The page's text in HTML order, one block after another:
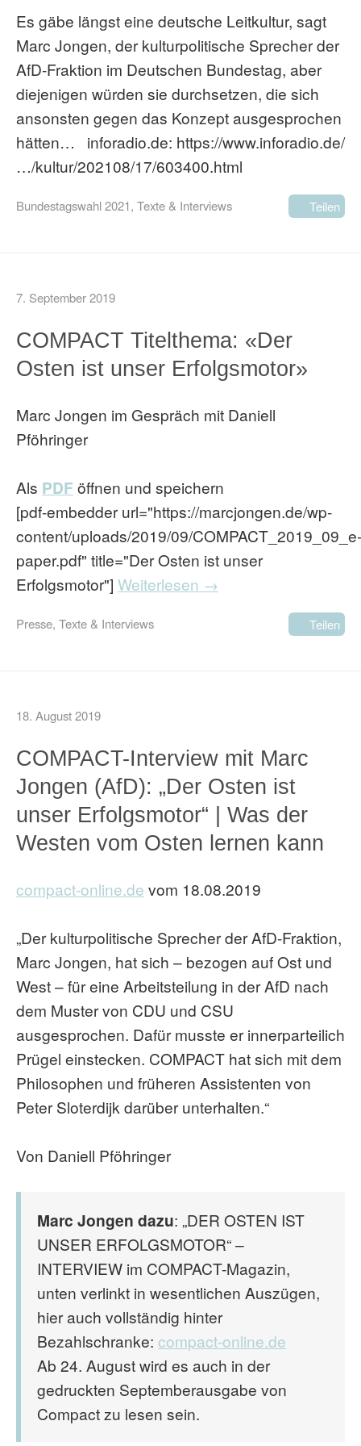
Es gäbe längst eine deutsche Leitkultur, sagt
Marc Jongen, der kulturpolitische Sprecher der
AfD-Fraktion im Deutschen Bundestag, aber
diejenigen würden sie durchsetzen, die sich
ansonsten gegen das Konzept ausgesprochen
hätten… inforadio.de: https://www.inforadio.de/
…/kultur/202108/17/603400.html
Bundestagswahl 2021, Texte & Interviews Teilen
7. September 2019
COMPACT Titelthema: «Der
Osten ist unser Erfolgsmotor»
Marc Jongen im Gespräch mit Daniell
Pföhringer
Als PDF öffnen und speichern
[pdf-embedder url="https://marcjongen.de/wp-
content/uploads/2019/09/COMPACT_2019_09_e-
paper.pdf" title="Der Osten ist unser
Erfolgsmotor"] Weiterlesen →
Presse, Texte & Interviews Teilen
18. August 2019
COMPACT-Interview mit Marc
Jongen (AfD): „Der Osten ist
unser Erfolgsmotor“ | Was der
Westen vom Osten lernen kann
compact-online.de vom 18.08.2019
„Der kulturpolitische Sprecher der AfD-Fraktion,
Marc Jongen, hat sich – bezogen auf Ost und
West – für eine Arbeitsteilung in der AfD nach
dem Muster von CDU und CSU
ausgesprochen. Dafür musste er innerparteilich
Prügel einstecken. COMPACT hat sich mit dem
Philosophen und früheren Assistenten von
Peter Sloterdijk darüber unterhalten.“
Von Daniell Pföhringer
Marc Jongen dazu: „DER OSTEN IST
UNSER ERFOLGSMOTOR“ –
INTERVIEW im COMPACT-Magazin,
unten verlinkt in wesentlichen Auszügen,
hier auch vollständig hinter
Bezahlschranke: compact-online.de
Ab 24. August wird es auch in der
gedruckten Septemberausgabe von
Compact zu lesen sein.